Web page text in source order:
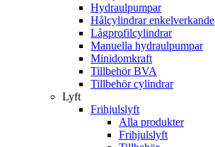
Hydraulpumpar
Hålcylindrar enkelverkande
Lågprofilcylindrar
Manuella hydraulpumpar
Minidomkraft
Tillbehör BVA
Tillbehör cylindrar
Lyft
Frihjulslyft
Alla produkter
Frihjulslyft